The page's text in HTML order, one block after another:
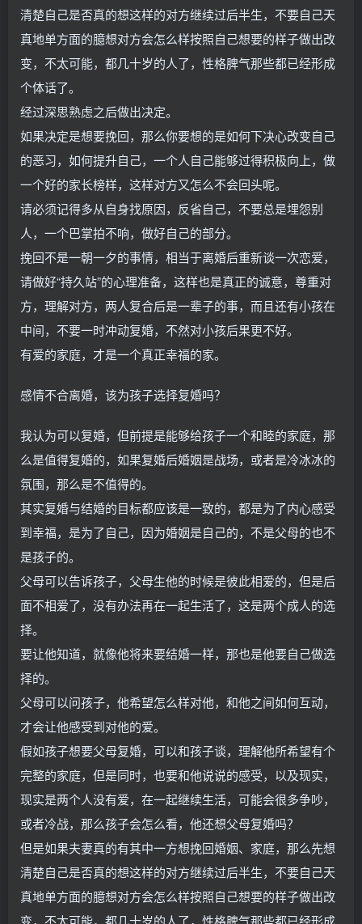
清楚自己是否真的想这样的对方继续过后半生，不要自己天
真地单方面的臆想对方会怎么样按照自己想要的样子做出改
变，不太可能，都几十岁的人了，性格脾气那些都已经形成
个体话了。
经过深思熟虑之后做出决定。
如果决定是想要挽回，那么你要想的是如何下决心改变自己
的恶习，如何提升自己，一个人自己能够过得积极向上，做
一个好的家长榜样，这样对方又怎么不会回头呢。
请必须记得多从自身找原因，反省自己，不要总是埋怨别
人，一个巴掌拍不响，做好自己的部分。
挽回不是一朝一夕的事情，相当于离婚后重新谈一次恋爱，
请做好“持久站”的心理准备，这样也是真正的诚意，尊重对
方，理解对方，两人复合后是一辈子的事，而且还有小孩在
中间，不要一时冲动复婚，不然对小孩后果更不好。
有爱的家庭，才是一个真正幸福的家。
感情不合离婚，该为孩子选择复婚吗？
我认为可以复婚，但前提是能够给孩子一个和睦的家庭，那
么是值得复婚的，如果复婚后婚姻是战场，或者是冷冰冰的
氛围，那么是不值得的。
其实复婚与结婚的目标都应该是一致的，都是为了内心感受
到幸福，是为了自己，因为婚姻是自己的，不是父母的也不
是孩子的。
父母可以告诉孩子，父母生他的时候是彼此相爱的，但是后
面不相爱了，没有办法再在一起生活了，这是两个成人的选
择。
要让他知道，就像他将来要结婚一样，那也是他要自己做选
择的。
父母可以问孩子，他希望怎么样对他，和他之间如何互动，
才会让他感受到对他的爱。
假如孩子想要父母复婚，可以和孩子谈，理解他所希望有个
完整的家庭，但是同时，也要和他说说的感受，以及现实，
现实是两个人没有爱，在一起继续生活，可能会很多争吵，
或者冷战，那么孩子会怎么看，他还想父母复婚吗？
但是如果夫妻真的有其中一方想挽回婚姻、家庭，那么先想
清楚自己是否真的想这样的对方继续过后半生，不要自己天
真地单方面的臆想对方会怎么样按照自己想要的样子做出改
变，不太可能，都几十岁的人了，性格脾气那些都已经形成